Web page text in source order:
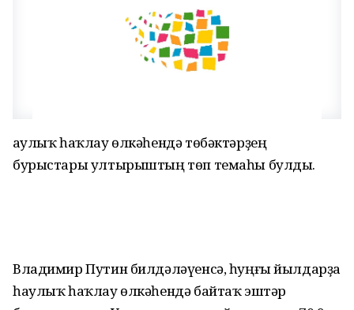
Һаулыҡ һаҡлау өлкәһендә төбәктәрҙең
бурыстары ултырыштың төп темаһы булды.
Владимир Путин билдәләүенсә, һуңғы йылдарҙа
һаулыҡ һаҡлау өлкәһендә байтаҡ эштәр